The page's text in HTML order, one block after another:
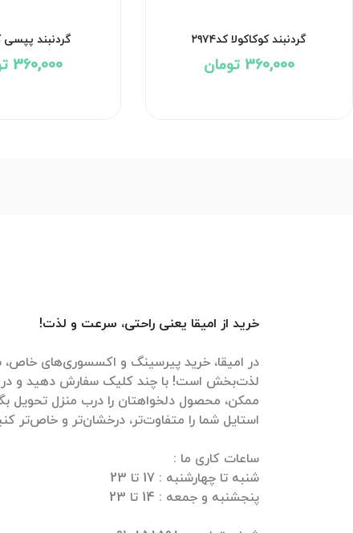
گردنبند کوکاکولا کد۲۹۷۴
360,000 تومان
گردنبند پپسی
360,000 تومان
خرید از امیقا یعنی راحتی، سرعت و لذت!
در امیقا، خرید پیرسینگ و اکسسوری‌های خاص،
لذت‌بخش است! با چند کلیک سفارش دهید و در
ممکن، محصول دلخواهتان را درب منزل تحویل